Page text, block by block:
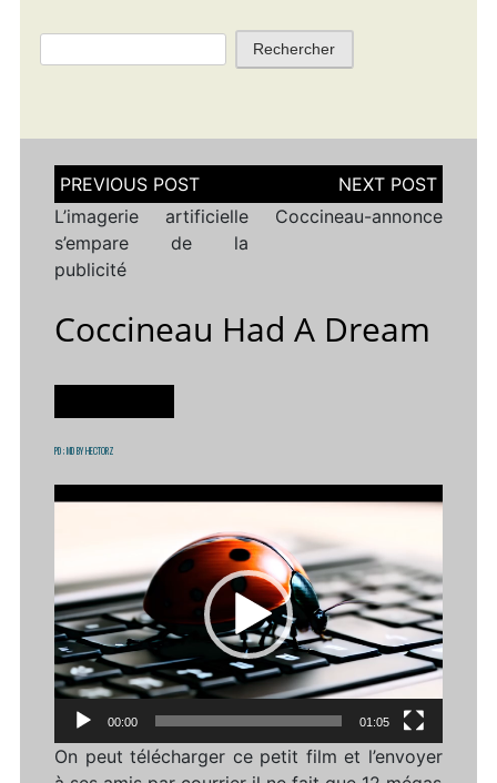
Rechercher :
Navigation
de
l’article
L’imagerie artificielle
s’empare de la
publicité
Coccineau-annonce
Coccineau Had A Dream
PD; MDBYHECTORZ
Lecteur
00:00 01:05
On peut télécharger ce petit film et l’envoyer